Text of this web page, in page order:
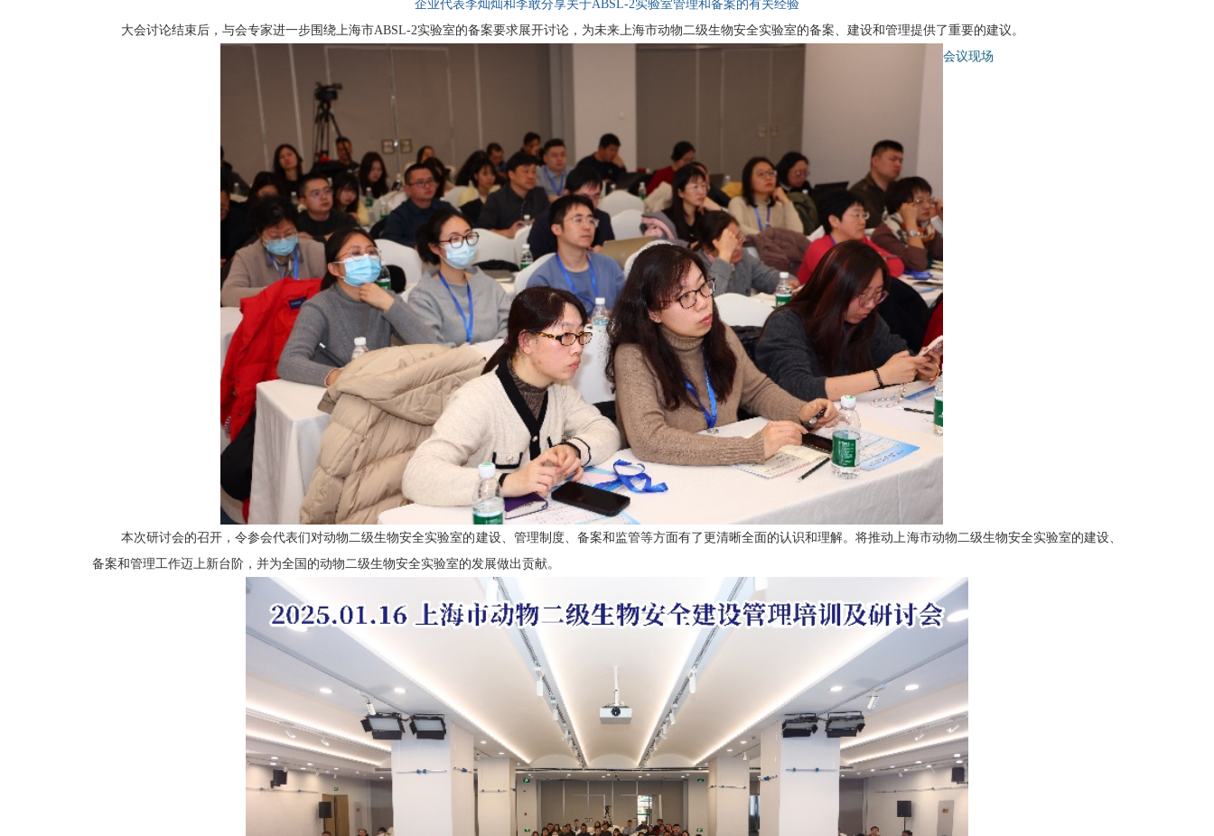
企业代表李灿灿和李敢分享关于ABSL-2实验室管理和备案的有关经验
大会讨论结束后，与会专家进一步围绕上海市ABSL-2实验室的备案要求展开讨论，为未来上海市动物二级生物安全实验室的备案、建设和管理提供了重要的建议。
会议现场
本次研讨会的召开，令参会代表们对动物二级生物安全实验室的建设、管理制度、备案和监管等方面有了更清晰全面的认识和理解。将推动上海市动物二级生物安全实验室的建设、
备案和管理工作迈上新台阶，并为全国的动物二级生物安全实验室的发展做出贡献。